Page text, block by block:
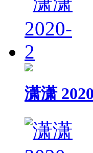
潇潇